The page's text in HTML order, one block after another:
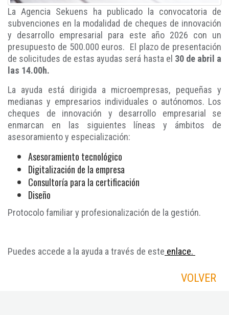
La Agencia Sekuens ha publicado la convocatoria de
subvenciones en la modalidad de cheques de innovación
y desarrollo empresarial para este año 2026 con un
presupuesto de 500.000 euros. El plazo de presentación
de solicitudes de estas ayudas será hasta el 30 de abril a
las 14.00h.
La ayuda está dirigida a microempresas, pequeñas y
medianas y empresarios individuales o autónomos. Los
cheques de innovación y desarrollo empresarial se
enmarcan en las siguientes líneas y ámbitos de
asesoramiento y especialización:
Asesoramiento tecnológico
Digitalización de la empresa
Consultoría para la certificación
Diseño
Protocolo familiar y profesionalización de la gestión.
Puedes accede a la ayuda a través de este enlace.
VOLVER